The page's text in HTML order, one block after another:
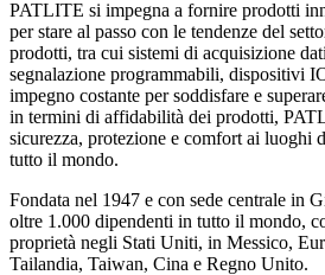
PATLITE si impegna a fornire prodotti
per stare al passo con le tendenze del
prodotti, tra cui sistemi di acquisizione
segnalazione programmabili, dispositivi
impegno costante per soddisfare e
in termini di affidabilità dei prodotti,
sicurezza, protezione e comfort ai luoghi
tutto il mondo.
Fondata nel 1947 e con sede centrale in
oltre 1.000 dipendenti in tutto il mondo,
proprietà negli Stati Uniti, in Messico,
Tailandia, Taiwan, Cina e Regno Unito.